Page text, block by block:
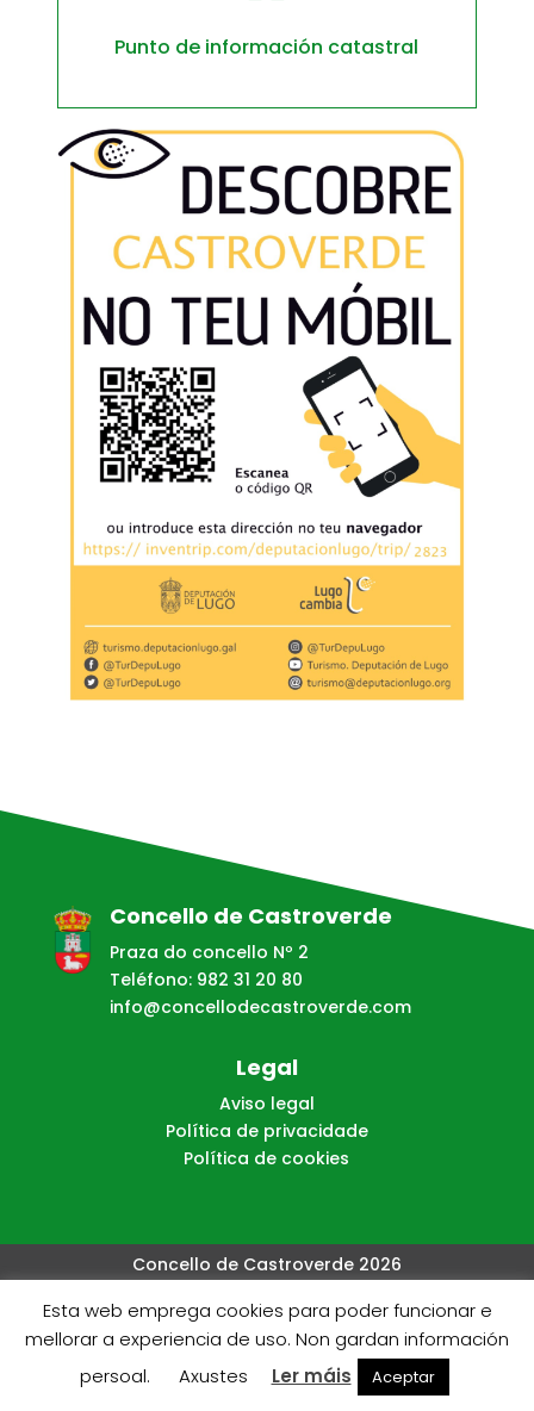
Punto de información catastral
Concello de Castroverde
Praza do concello Nº 2
Teléfono: 982 31 20 80
info@concellodecastroverde.com
Legal
Aviso legal
Política de privacidade
Política de cookies
Concello de Castroverde 2026
Web creada, aloxada e mantida por Café Dixital SL - 2026.
Visítanos enhttps://cafedixital.comou ponte en
contacto con nos en
info@cafedixital.com
Esta web emprega cookies para poder funcionar e
mellorar a experiencia de uso. Non gardan información
persoal.
Axustes Ler máis Aceptar